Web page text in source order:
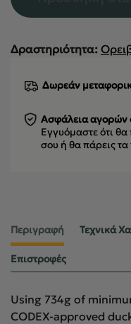
Δραστηριότητα:
Δωρεάν
Ασφάλεια αγορών
Εγγυόμαστε ότι
σου ή θα πάρεις
Περιγραφή Τεχνικά
Επιστροφές
Using 734g of
CODEX-approved